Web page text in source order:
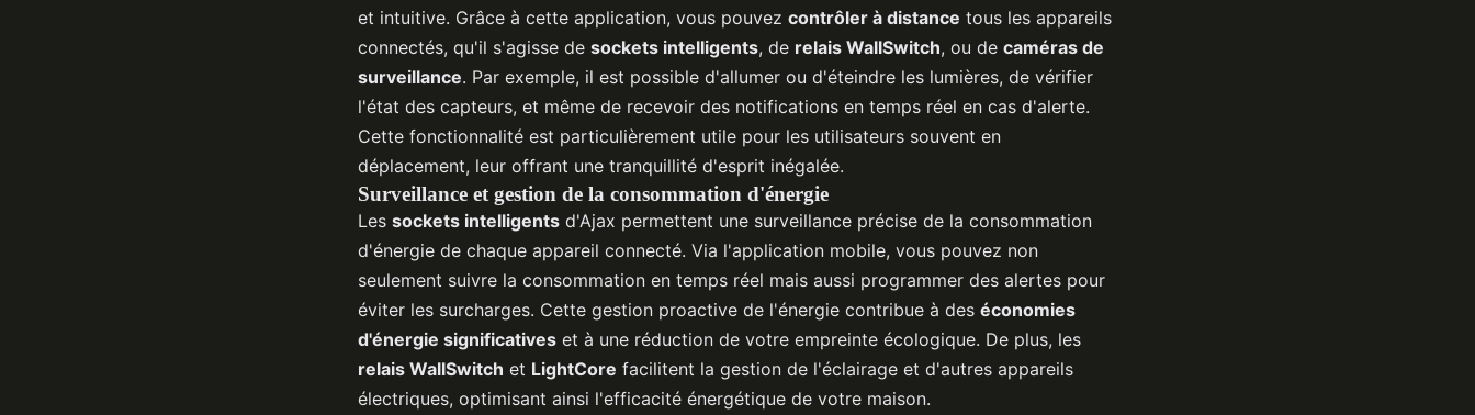
et intuitive. Grâce à cette application, vous pouvez contrôler à distance tous les appareils
connectés, qu'il s'agisse de sockets intelligents, de relais WallSwitch, ou de caméras de
surveillance. Par exemple, il est possible d'allumer ou d'éteindre les lumières, de vérifier
l'état des capteurs, et même de recevoir des notifications en temps réel en cas d'alerte.
Cette fonctionnalité est particulièrement utile pour les utilisateurs souvent en
déplacement, leur offrant une tranquillité d'esprit inégalée.
Surveillance et gestion de la consommation d'énergie
Les sockets intelligents d'Ajax permettent une surveillance précise de la consommation
d'énergie de chaque appareil connecté. Via l'application mobile, vous pouvez non
seulement suivre la consommation en temps réel mais aussi programmer des alertes pour
éviter les surcharges. Cette gestion proactive de l'énergie contribue à des économies
d'énergie significatives et à une réduction de votre empreinte écologique. De plus, les
relais WallSwitch et LightCore facilitent la gestion de l'éclairage et d'autres appareils
électriques, optimisant ainsi l'efficacité énergétique de votre maison.